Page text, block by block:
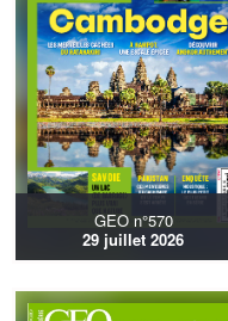
GEO n°570
29 juillet 2026